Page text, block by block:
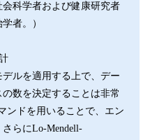
科学者および健康研究者
者。）
ルを適用する上で、デー
数を決定することは非常
ンドを用いることで、エン
さらにLo-Mendell-